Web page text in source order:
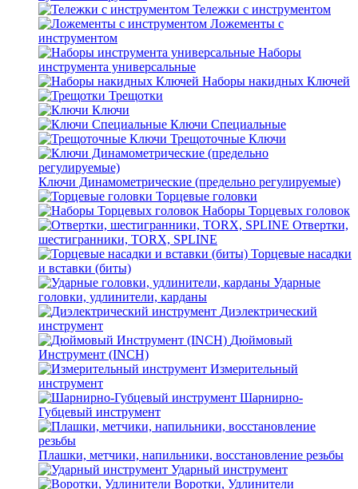
Тележки с инструментом
Ложементы с
инструментом
Наборы
инструмента универсальные
Наборы накидных Ключей
Трещотки
Ключи
Ключи Специальные
Трещоточные Ключи
Ключи Динамометрические (предельно регулируемые)
Торцевые головки
Наборы Торцевых головок
Отвертки,
шестигранники, TORX, SPLINE
Торцевые насадки
и вставки (биты)
Ударные
головки, удлинители, карданы
Диэлектрический
инструмент
Дюймовый
Инструмент (INCH)
Измерительный
инструмент
Шарнирно-
Губцевый инструмент
Плашки, метчики, напильники, восстановление резьбы
Ударный инструмент
Воротки, Удлинители